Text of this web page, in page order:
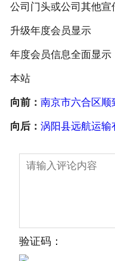
公司门头或公司其他宣
升级年度会员显示
年度会员信息全面显示
本站
向前： 南京市六合区顺
向后： 涡阳县远航运输
验证码：